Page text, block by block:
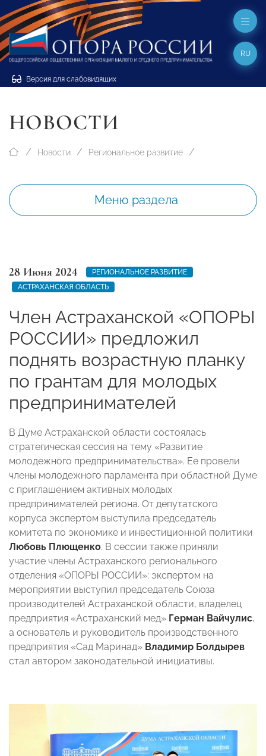
Версия для слабовидящих
RU
НОВОСТИ
Новости Региональное развитие
Меню раздела
28 Июня 2024
РЕГИОНАЛЬНОЕ РАЗВИТИЕ
АСТРАХАНСКАЯ ОБЛАСТЬ
Член Астраханской «ОПОРЫ
РОССИИ» предложил
поднять возрастную планку
по грантам для молодых
предпринимателей
В Думе Астраханской области состоялась
стратегическая сессия на тему «Развитие
молодежного предпринимательства». Ее провели
члены молодежного парламента при областной Думе
с приглашением активных молодых
предпринимателей региона. От депутатского
корпуса экспертом выступила председатель
комитета по экономике и инвестиционной политики
Любовь Плющенко. В сессии также приняли
участие члены Астраханского регионального
отделения «ОПОРЫ РОССИИ»: экспертом на
мероприятии выступил председатель Союза
производителей Астраханской области, владелец
предприятия «Астраханский мед» Герман Вайчулис,
а основатель и руководитель производственного
предприятия «Сад Маринад» Владимир Болдырев
стал автором законодательной инициативы.